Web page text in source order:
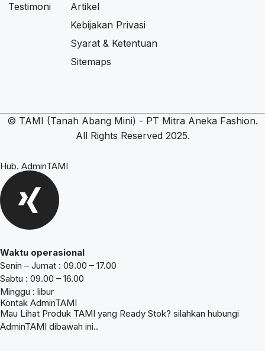
Testimoni
Artikel
Kebijakan Privasi
Syarat & Ketentuan
Sitemaps
© TAMI (Tanah Abang Mini) - PT Mitra Aneka Fashion.
All Rights Reserved 2025.
Hub. AdminTAMI
Waktu operasional
Senin – Jumat : 09.00 – 17.00
Sabtu : 09.00 – 16.00
Minggu : libur
Kontak AdminTAMI
Mau Lihat Produk TAMI yang Ready Stok? silahkan hubungi
AdminTAMI dibawah ini..